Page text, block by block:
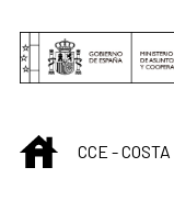
INICIO
CCE -